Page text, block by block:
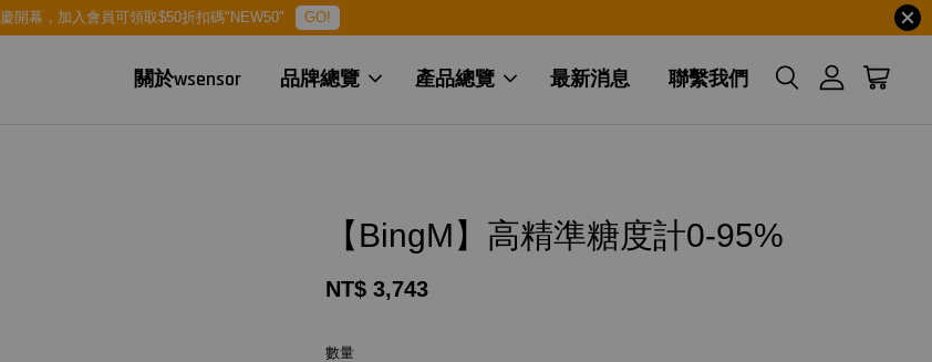
慶開幕，加入會員可領取$50折扣碼"NEW50" GO!
關於wsensor 品牌總覽 產品總覽 最新消息 聯繫我們
【BingM】高精準糖度計0-95%
NT$ 3,743
數量